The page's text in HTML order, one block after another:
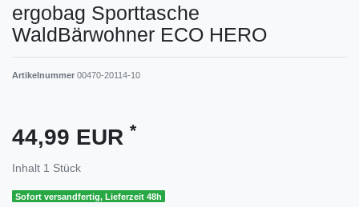
ergobag Sporttasche
WaldBärwohner ECO HERO
Artikelnummer 00470-20114-10
44,99 EUR *
Inhalt 1 Stück
Sofort versandfertig, Lieferzeit 48h